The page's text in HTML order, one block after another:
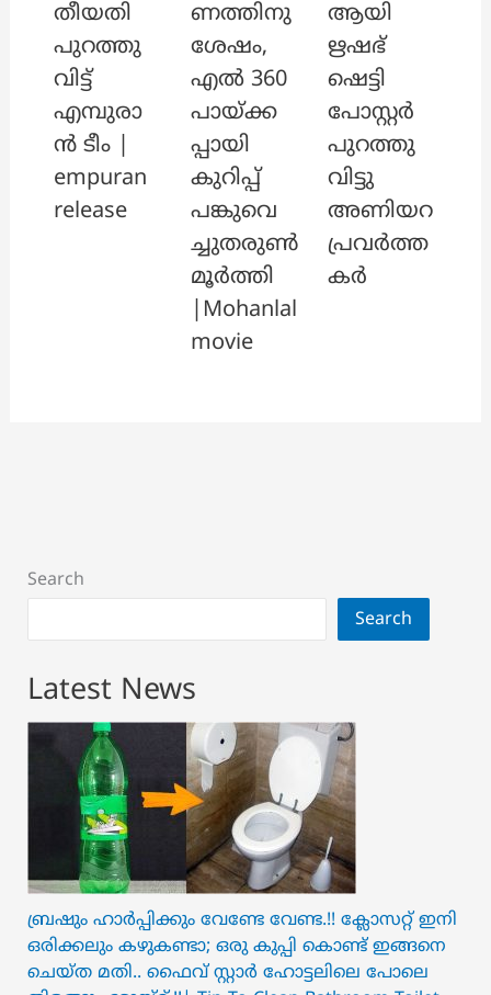
തീയതി
പുറത്തു
വിട്ട്
എമ്പുരാ
ൻ ടീം |
empuran
release
ണത്തിനു
ശേഷം,
എൽ 360
പായ്ക്ക
പ്പായി
കുറിപ്പ്
പങ്കുവെ
ച്ചുതരുൺ
മൂർത്തി
|Mohanlal
movie
ആയി
ഋഷഭ്
ഷെട്ടി
പോസ്റ്റർ
പുറത്തു
വിട്ടു
അണിയറ
പ്രവർത്ത
കർ
Search
Search
Latest News
ബ്രഷും ഹാർപ്പിക്കും വേണ്ടേ വേണ്ട.!! ക്ലോസറ്റ് ഇനി
ഒരിക്കലും കഴുകണ്ടാ; ഒരു കുപ്പി കൊണ്ട് ഇങ്ങനെ
ചെയ്ത മതി.. ഫൈവ് സ്റ്റാർ ഹോട്ടലിലെ പോലെ